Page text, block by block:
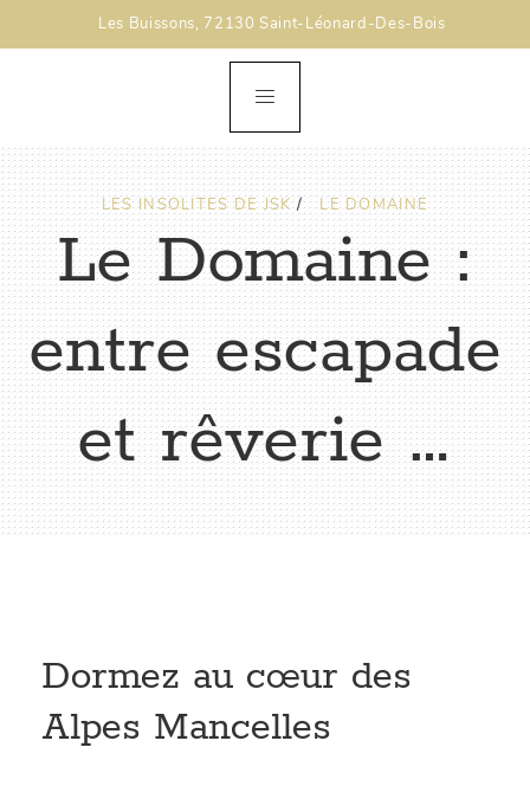
Les Buissons, 72130 Saint-Léonard-Des-Bois
LES INSOLITES DE JSK / LE DOMAINE
Le Domaine :
entre escapade
et rêverie …
Dormez au cœur des
Alpes Mancelles